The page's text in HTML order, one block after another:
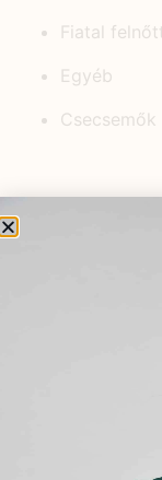
Fiatal
Egyéb
Csecsemők